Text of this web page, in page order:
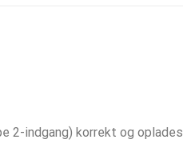
2-indgang) korrekt og